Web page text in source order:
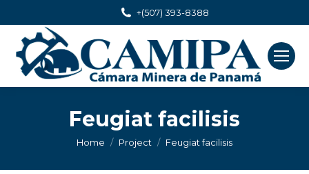
+(507) 393-8388
Feugiat facilisis
You are here:
Home Project Feugiat facilisis